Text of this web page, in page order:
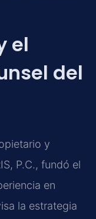
el
del
y
P.C., fundó el
en
la estrategia